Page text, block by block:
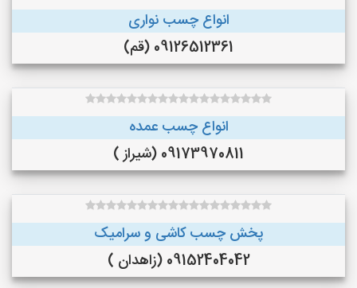
انواع چسب نواری
09126512361 (قم)
انواع چسب عمده
09173970811 (شیراز )
پخش چسب کاشی و سرامیک
09152404042 (زاهدان )